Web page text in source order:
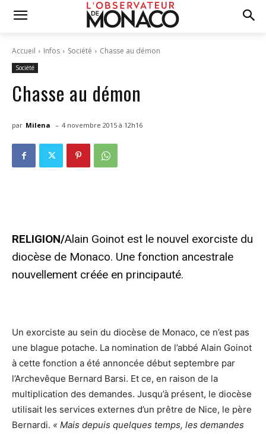
Accueil Infos Société Chasse au démon
Société
Chasse au démon
par Milena - 4 novembre 2015 à 12h16
RELIGION/Alain Goinot est le nouvel exorciste du
diocèse de Monaco. Une fonction ancestrale
nouvellement créée en principauté.
Un exorciste au sein du diocèse de Monaco, ce n’est pas
une blague potache. La nomination de l’abbé Alain Goinot
à cette fonction a été annoncée début septembre par
l’Archevêque Bernard Barsi. Et ce, en raison de la
multiplication des demandes. Jusqu’à présent, le diocèse
utilisait les services externes d’un prêtre de Nice, le père
Bernardi. « Mais depuis quelques temps, les demandes